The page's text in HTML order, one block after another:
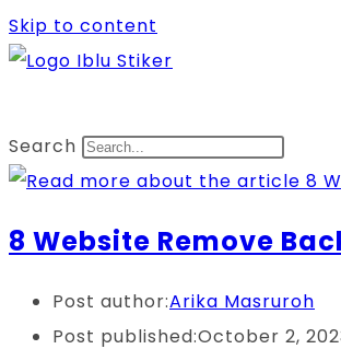
Skip to content
Search
8 Website Remove
Post author:Arika Masruroh
Post published:October 2,